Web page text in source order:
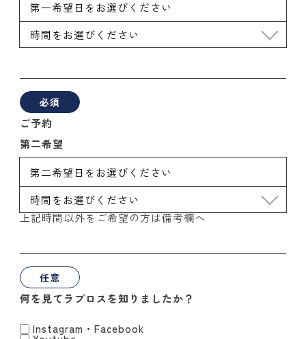
必須
ご予約
第二希望
上記時間以外をご希望の方は備考欄へ
任意
何を見てラプロスを知りましたか？
Instagram・Facebook